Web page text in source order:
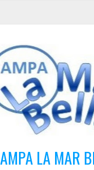
AMPA LA MAR